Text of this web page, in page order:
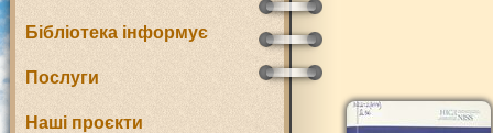
Бібліотека інформує
Послуги
Наші проєкти